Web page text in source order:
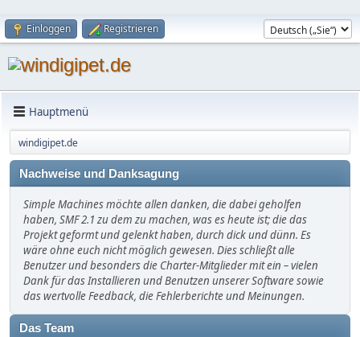
Einloggen Registrieren
Hauptmenü
windigipet.de
Nachweise und Danksagung
Simple Machines möchte allen danken, die dabei geholfen
haben, SMF 2.1 zu dem zu machen, was es heute ist; die das
Projekt geformt und gelenkt haben, durch dick und dünn. Es
wäre ohne euch nicht möglich gewesen. Dies schließt alle
Benutzer und besonders die Charter-Mitglieder mit ein – vielen
Dank für das Installieren und Benutzen unserer Software sowie
das wertvolle Feedback, die Fehlerberichte und Meinungen.
Das Team